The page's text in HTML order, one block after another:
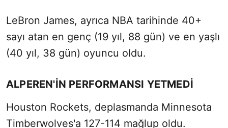
LeBron James, ayrıca NBA tarihinde 40+
sayı atan en genç (19 yıl, 88 gün) ve en yaşlı
(40 yıl, 38 gün) oyuncu oldu.
ALPEREN'İN PERFORMANSI YETMEDİ
Houston Rockets, deplasmanda Minnesota
Timberwolves'a 127-114 mağlup oldu.